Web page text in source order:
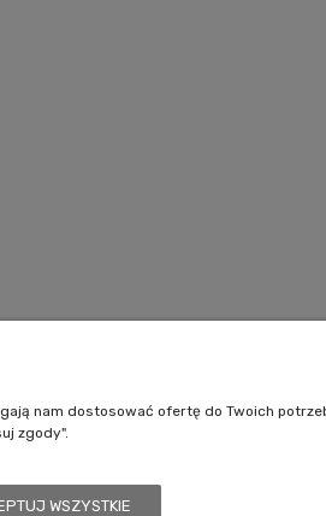
nam dostosować ofertę do Twoich
zgody".
WSZYSTKIE